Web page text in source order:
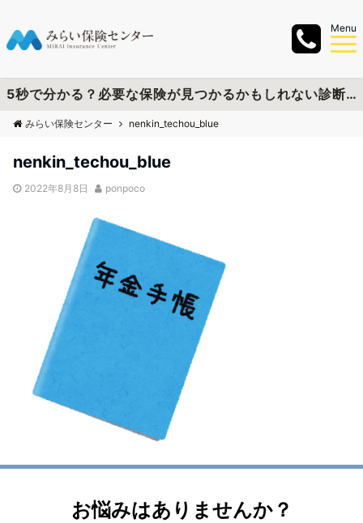
Menu
5秒で分かる？必要な保険が見つかるかもしれない診断チャートを作成しました
みらい保険センター nenkin_techou_blue
nenkin_techou_blue
2022年8月8日 ponpoco
お悩みはありませんか？